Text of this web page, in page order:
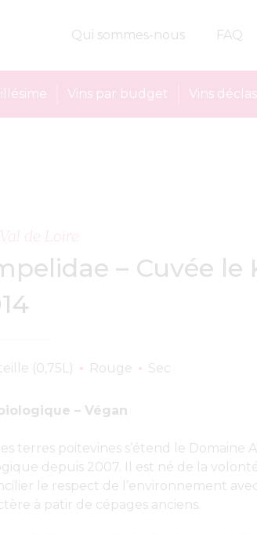
Qui sommes-nous FAQ
Vins par budget Vins
de Loire
– Cuvée le
(0,75L) Rouge Sec
– Végan
terres poitevines s’étend le
depuis 2007. Il est né de la
le respect de l’environnement
à patir de cépages anciens.